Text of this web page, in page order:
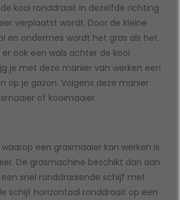
kooi ronddraait in dezelfde richting
verplaatst wordt. Door de kleine
en ondermes wordt het gras als het
ook een wals achter de kooi
je met deze manier van werken een
op je gazon. Volgens deze manier
of kooimaaier.
een grasmaaier kan werken is
De grasmachine beschikt dan aan
snel ronddraaiende schijf met
schijf horizontaal ronddraait op een